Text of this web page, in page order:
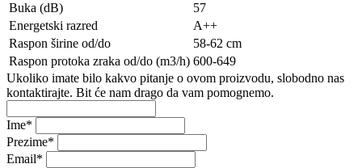
Buka (dB)
57
Energetski razred
A++
Raspon širine od/do
58-62 cm
Raspon protoka zraka od/do (m3/h) 600-649
Ukoliko imate bilo kakvo pitanje o ovom proizvodu, slobodno nas
kontaktirajte. Bit će nam drago da vam pomognemo.
Ime*
Prezime*
Email*